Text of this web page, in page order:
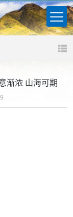
渐浓 山海可期